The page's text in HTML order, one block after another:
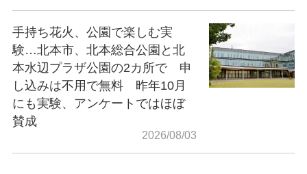
手持ち花火、公園で楽しむ実
験…北本市、北本総合公園と北
本水辺プラザ公園の2カ所で 申
し込みは不用で無料 昨年10月
にも実験、アンケートではほぼ
賛成
2026/08/03